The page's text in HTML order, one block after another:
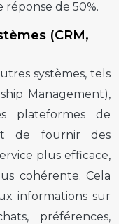
de 50%.
(CRM,
systèmes, tels
Management),
plateformes de
de fournir des
plus efficace,
cohérente. Cela
informations sur
préférences,